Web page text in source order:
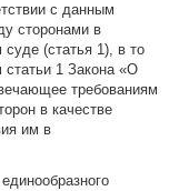
с данным
сторонами в
(статья 1), в то
статьи 1 Закона «О
требованиям
в качестве
им в